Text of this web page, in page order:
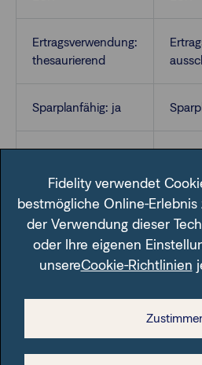
Ertragsverwendung:
thesaurierend
Sparplanfähig: ja
VL-fähig: nein VL-
Im Fondsfinder der FFB unter der
Fidelity verwendet
bestmögliche Online-
der Verwendung dieser
oder Ihre eigenen
unsereCookie-Richtlinien